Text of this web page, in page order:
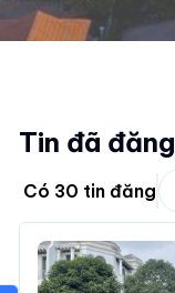
Tin đã đăng
Có 30 tin đăng